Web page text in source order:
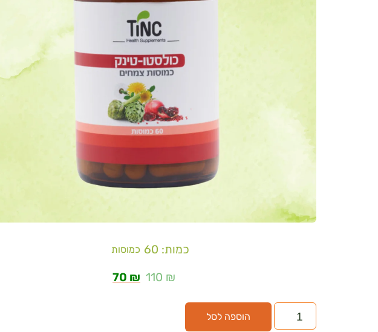
כמות: 60 כמוסות
110 ₪
70 ₪
הוספה לסל